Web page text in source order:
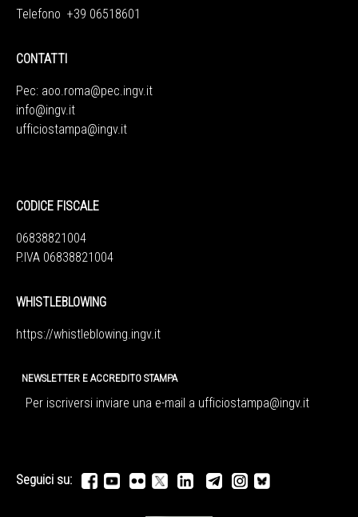
Telefono +39 06518601
CONTATTI
Pec: aoo.roma@pec.ingv.it
info@ingv.it
ufficiostampa@ingv.it
CODICE FISCALE
06838821004
P.IVA 06838821004
WHISTLEBLOWING
https://whistleblowing.ingv.it
NEWSLETTER E ACCREDITO STAMPA
Per iscriversi inviare una e-mail a ufficiostampa@ingv.it
Seguici su: